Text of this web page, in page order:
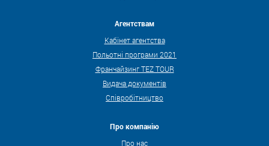
Агентствам
Кабінет агентства
Польотні програми 2021
Франчайзинг TEZ TOUR
Видача документів
Співробітництво
Про компанію
Про нас